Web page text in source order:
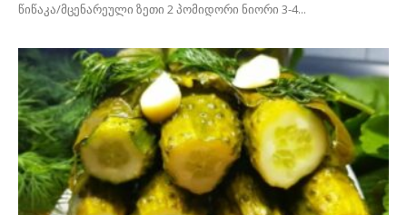
წიწაკა/მცენარეული ზეთი 2 პომიდორი ნიორი 3-4...